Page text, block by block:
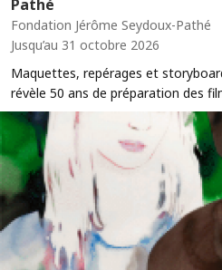
Pathé
Fondation Jérôme Seydoux-Pathé
Jusqu’au 31 octobre 2026
Maquettes, repérages et
révèle 50 ans de préparation des